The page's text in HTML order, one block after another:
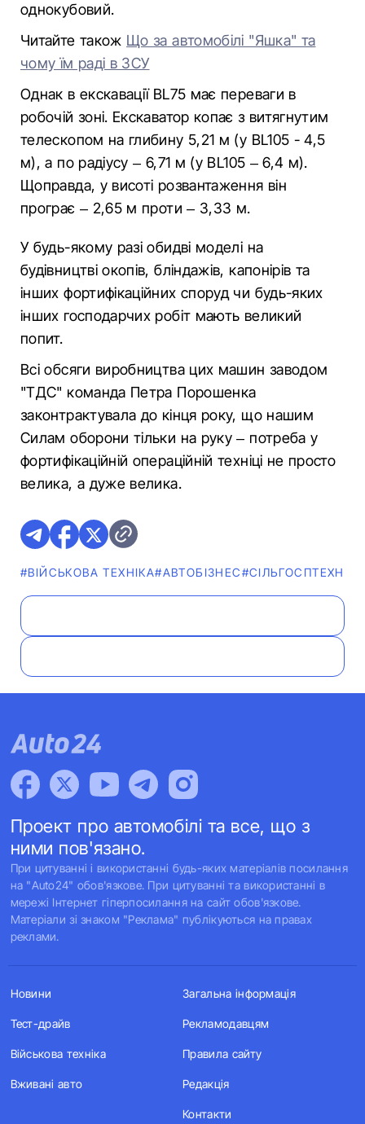
однокубовий.
Читайте також Що за автомобілі "Яшка" та
чому їм раді в ЗСУ
Однак в екскавації BL75 має переваги в
робочій зоні. Екскаватор копає з витягнутим
телескопом на глибину 5,21 м (у BL105 - 4,5
м), а по радіусу – 6,71 м (у BL105 – 6,4 м).
Щоправда, у висоті розвантаження він
програє – 2,65 м проти – 3,33 м.
У будь-якому разі обидві моделі на
будівництві окопів, бліндажів, капонірів та
інших фортифікаційних споруд чи будь-яких
інших господарчих робіт мають великий
попит.
Всі обсяги виробництва цих машин заводом
"ТДС" команда Петра Порошенка
законтрактувала до кінця року, що нашим
Силам оборони тільки на руку – потреба у
фортифікаційній операційній техніці не просто
велика, а дуже велика.
#ВІЙСЬКОВА ТЕХНІКА#АВТОБІЗНЕС#СІЛЬГОСПТЕХНІКА
Проект про автомобілі та все, що з
ними пов'язано.
При цитуванні і використанні будь-яких матеріалів посилання
на "Auto24" обов'язкове. При цитуванні та використанні в
мережі Інтернет гіперпосилання на сайт обов'язкове.
Матеріали зі знаком "Реклама" публікуються на правах
реклами.
Новини
Тест-драйв
Військова техніка
Вживані авто
Загальна інформація
Рекламодавцям
Правила сайту
Редакція
Контакти